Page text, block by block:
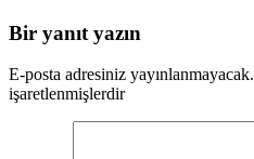
Bir yanıt yazın
E-posta adresiniz yayınlanmayacak.
işaretlenmişlerdir